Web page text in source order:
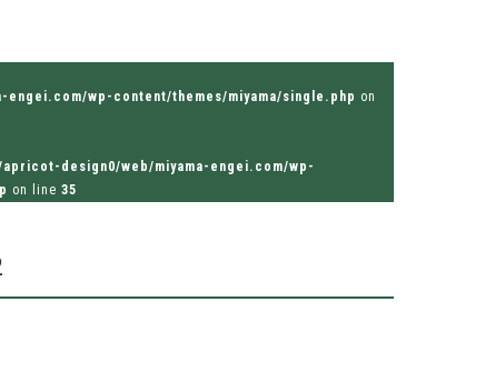
wp-content/themes/miyama/single.php on
design0/web/miyama-engei.com/wp-
on line35